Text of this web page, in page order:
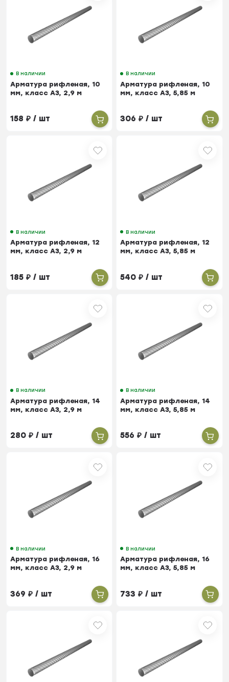
В наличии
Арматура рифленая, 10
мм, класс А3, 2,9 м
158₽ / шт
В наличии
Арматура рифленая, 10
мм, класс А3, 5,85 м
306₽ / шт
В наличии
Арматура рифленая, 12
мм, класс А3, 2,9 м
185₽ / шт
В наличии
Арматура рифленая, 12
мм, класс А3, 5,85 м
540₽ / шт
В наличии
Арматура рифленая, 14
мм, класс А3, 2,9 м
280₽ / шт
В наличии
Арматура рифленая, 14
мм, класс А3, 5,85 м
556₽ / шт
В наличии
Арматура рифленая, 16
мм, класс А3, 2,9 м
369₽ / шт
В наличии
Арматура рифленая, 16
мм, класс А3, 5,85 м
733₽ / шт